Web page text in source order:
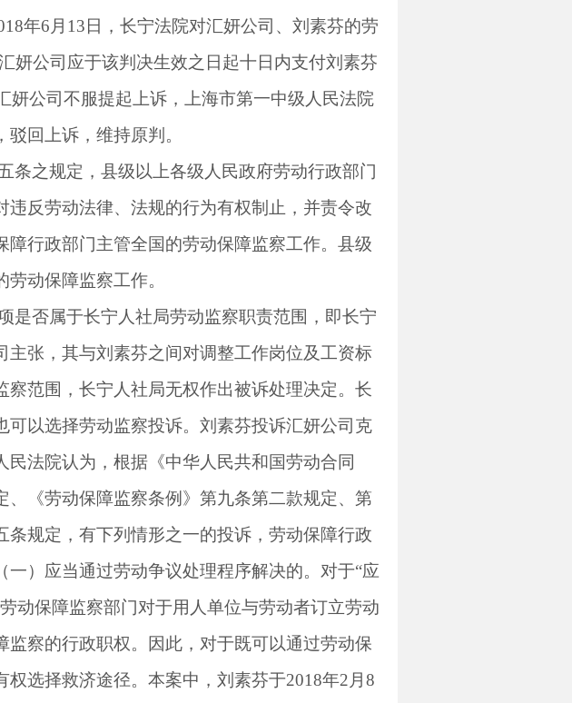
年6 月 13 日，长宁法院对汇妍公司、刘素芬的劳
妍公司应于该判决生效之日起十日内支付刘素芬
妍公司不服提起上诉，上海市第一中级人民法院
驳回上诉，维持原判。
条之规定，县级以上各级人民政府劳动行政部门
反劳动法律、法规的行为有权制止，并责令改
行政部门主管全国的劳动保障监察工作。县级
动保障监察工作。
是否属于长宁人社局劳动监察职责范围，即长宁
张，其与刘素芬之间对调整工作岗位及工资标
范围，长宁人社局无权作出被诉处理决定。长
以选择劳动监察投诉。刘素芬投诉汇妍公司克
法院认为，根据《中华人民共和国劳动合同
《劳动保障监察条例》第九条第二款规定、第
规定，有下列情形之一的投诉，劳动保障行政
）应当通过劳动争议处理程序解决的。对于“应
动保障监察部门对于用人单位与劳动者订立劳动
察的行政职权。因此，对于既可以通过劳动保
权选择救济途径。本案中，刘素芬于2018年2 月 8